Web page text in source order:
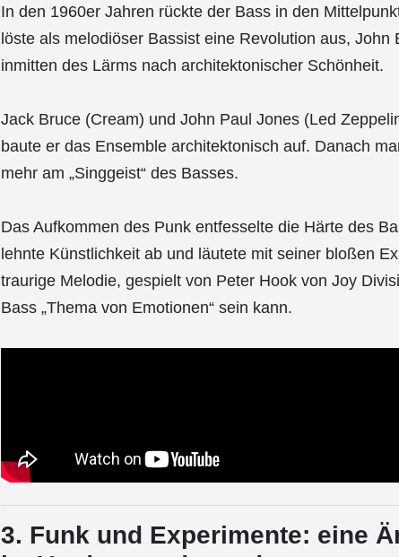
In den 1960er Jahren rückte der Bass in den
löste als melodiöser Bassist eine Revolution aus, John
inmitten des Lärms nach architektonischer Schönheit.
Jack Bruce (Cream) und John Paul Jones (Led
baute er das Ensemble architektonisch auf. Danach
mehr am „Singgeist“ des Basses.
Das Aufkommen des Punk entfesselte die Härte des
lehnte Künstlichkeit ab und läutete mit seiner bloßen
traurige Melodie, gespielt von Peter Hook von Joy
Bass „Thema von Emotionen“ sein kann.
3. Funk und Experimente: eine